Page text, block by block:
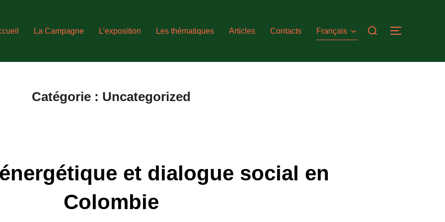
La Campagne L’exposition Les thématiques Articles Contacts Français
Search
TOGGLE
Catégorie : Uncategorized
et dialogue social en
Colombie